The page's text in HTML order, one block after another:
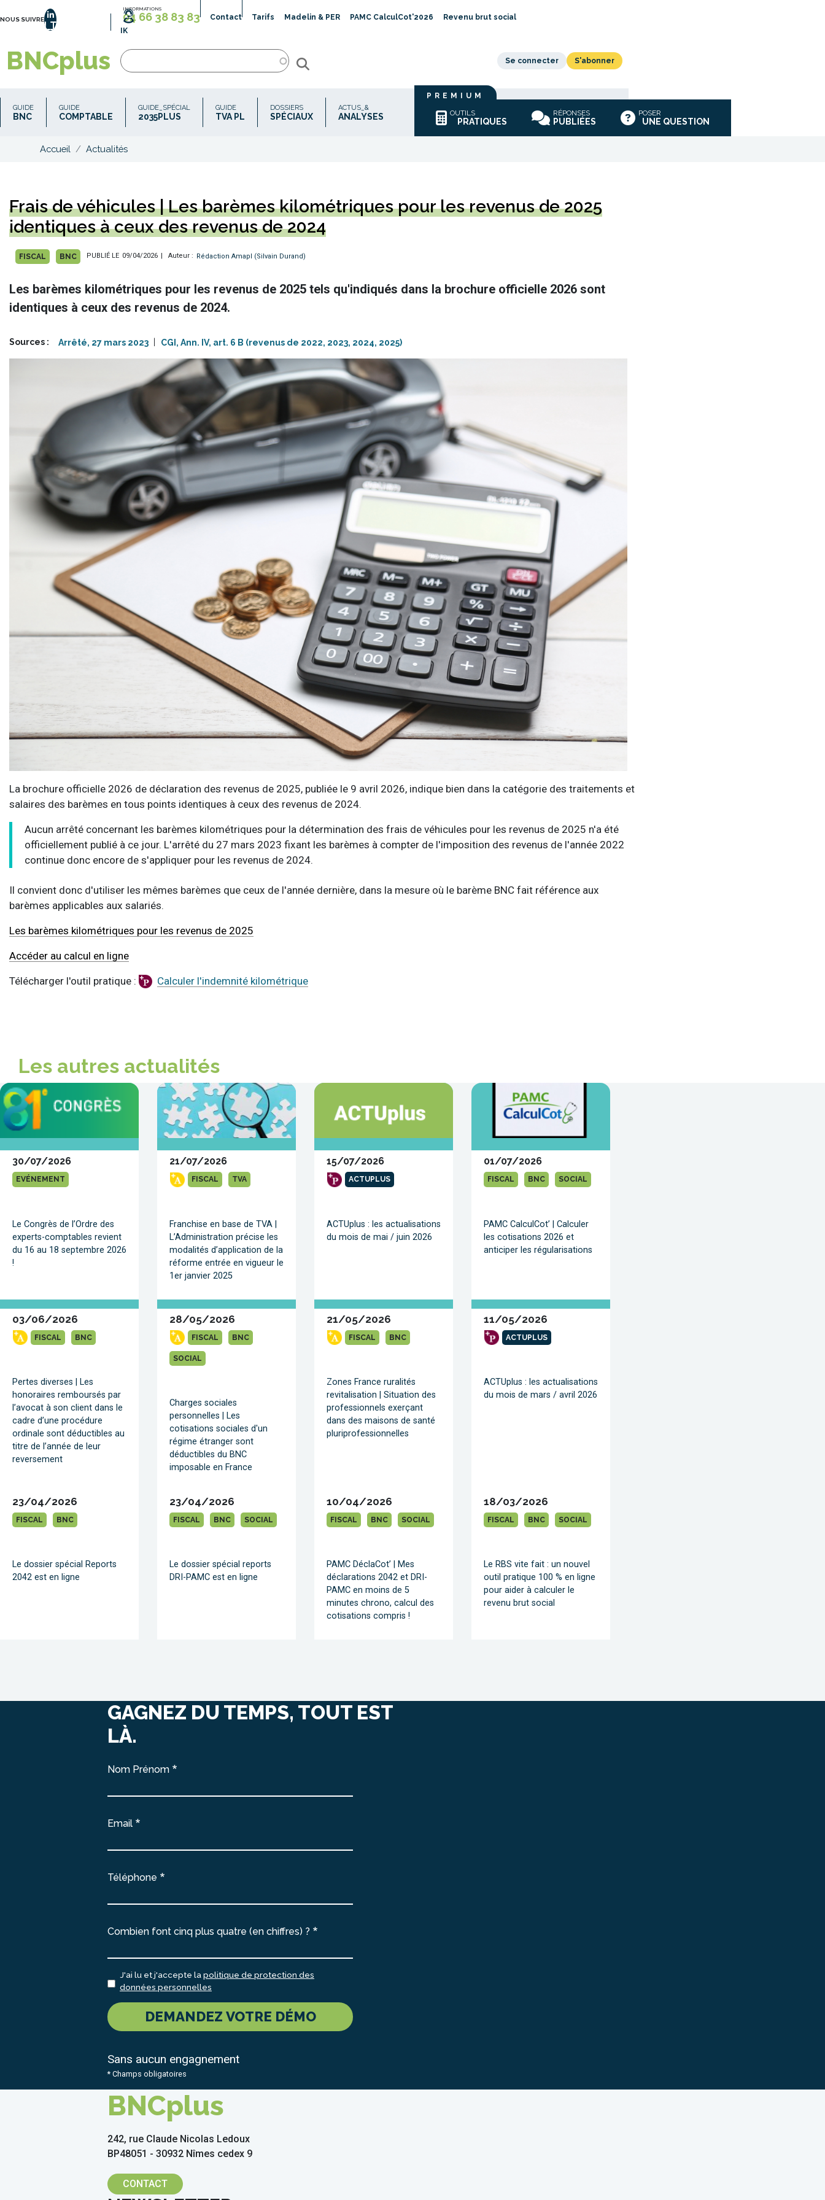
au
principal
NOUS SUIVRE
LinkedIn
INFORMATIONS
04 66 38 83 83 Contact Tarifs Madelin & PER PAMC CalculCot'2026
Revenu brut social
IK
BNCplus Recherche
comportant
tous
termes
approchants.
Mettre
plusieurs
entre
pour
soient
un
seul
Préfixer
un
par
symbole
moins
(-)
pour
l'exclure
de
recherche.
Se connecter S'abonner
Navigation
principale
GUIDE
BNC
GUIDE
COMPTABLE
GUIDE_SPÉCIAL
2035PLUS
GUIDE
TVA PL
DOSSIERS
SPÉCIAUX
ACTUS_&
ANALYSES
PREMIUM
OUTILS
PRATIQUES
RÉPONSES
PUBLIÉES
POSER
UNE QUESTION
Accueil Actualités
Frais de véhicules | Les barèmes kilométriques pour les revenus de 2025
identiques à ceux des revenus de 2024
anonyme
FISCAL BNC PUBLIÉ LE 09/04/2026 | Auteur : Rédaction Amapl (Silvain Durand)
Les barèmes kilométriques pour les revenus de 2025 tels qu'indiqués dans la brochure officielle 2026 sont
identiques à ceux des revenus de 2024.
Sources Arrêté, 27 mars 2023 CGI, Ann. IV, art. 6 B (revenus de 2022, 2023, 2024, 2025)
La brochure officielle 2026 de déclaration des revenus de 2025, publiée le 9 avril 2026, indique bien dans la catégorie des traitements et
salaires des barèmes en tous points identiques à ceux des revenus de 2024.
Aucun arrêté concernant les barèmes kilométriques pour la détermination des frais de véhicules pour les revenus de 2025 n'a été
officiellement publié à ce jour. L'arrêté du 27 mars 2023 fixant les barèmes à compter de l'imposition des revenus de l'année 2022
continue donc encore de s'appliquer pour les revenus de 2024.
Il convient donc d'utiliser les mêmes barèmes que ceux de l'année dernière, dans la mesure où le barème BNC fait référence aux
barèmes applicables aux salariés.
Les barèmes kilométriques pour les revenus de 2025
Accéder au calcul en ligne
Télécharger l'outil pratique : Calculer l'indemnité kilométrique
Les autres actualités
30/07/2026
EVÉNEMENT
Le Congrès de l’Ordre des
experts-comptables revient
du 16 au 18 septembre 2026
!
21/07/2026
FISCAL TVA
Franchise en base de TVA |
L’Administration précise les
modalités d’application de la
réforme entrée en vigueur le
1er janvier 2025
15/07/2026
ACTUPLUS
ACTUplus : les actualisations
du mois de mai / juin 2026
01/07/2026
FISCAL BNC SOCIAL
PAMC CalculCot’ | Calculer
les cotisations 2026 et
anticiper les régularisations
03/06/2026
FISCAL BNC
Pertes diverses | Les
honoraires remboursés par
l’avocat à son client dans le
cadre d’une procédure
ordinale sont déductibles au
titre de l’année de leur
reversement
28/05/2026
FISCAL BNC
SOCIAL
Charges sociales
personnelles | Les
cotisations sociales d'un
régime étranger sont
déductibles du BNC
imposable en France
21/05/2026
FISCAL BNC
Zones France ruralités
revitalisation | Situation des
professionnels exerçant
dans des maisons de santé
pluriprofessionnelles
11/05/2026
ACTUPLUS
ACTUplus : les actualisations
du mois de mars / avril 2026
23/04/2026
FISCAL BNC
Le dossier spécial Reports
2042 est en ligne
23/04/2026
FISCAL BNC SOCIAL
Le dossier spécial reports
DRI-PAMC est en ligne
10/04/2026
FISCAL BNC SOCIAL
PAMC DéclaCot’ | Mes
déclarations 2042 et DRI-
PAMC en moins de 5
minutes chrono, calcul des
cotisations compris !
18/03/2026
FISCAL BNC SOCIAL
Le RBS vite fait : un nouvel
outil pratique 100 % en ligne
pour aider à calculer le
revenu brut social
GAGNEZ DU TEMPS, TOUT EST
LÀ.
Nom Prénom
Email
Téléphone
Combien font cinq plus quatre (en chiffres) ?
J'ai lu et j'accepte la politique de protection des
données personnelles
DEMANDEZ VOTRE DÉMO
Sans aucun engagnement
* Champs obligatoires
BNCplus
242, rue Claude Nicolas Ledoux
BP48051 - 30932 Nîmes cedex 9
CONTACT